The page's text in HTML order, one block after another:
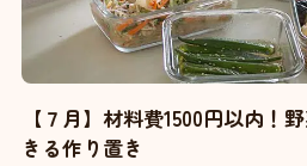
【７月】材料費1500円以内！
きる作り置き